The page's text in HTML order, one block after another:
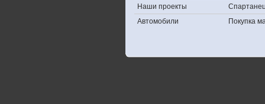
Наши проекты
Автомобили
Покупка